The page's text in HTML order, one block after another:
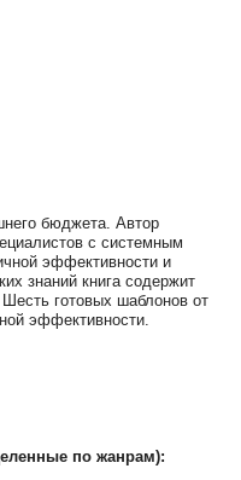
бюджета. Автор
с системным
эффективности и
знаний книга содержит
Шесть готовых шаблонов от
эффективности.
по жанрам):